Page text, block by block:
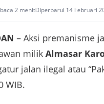
2 menitDiperbarui 14 Februari
– Aksi premanisme
milik Almasar
jalan ilegal atau
WIB.